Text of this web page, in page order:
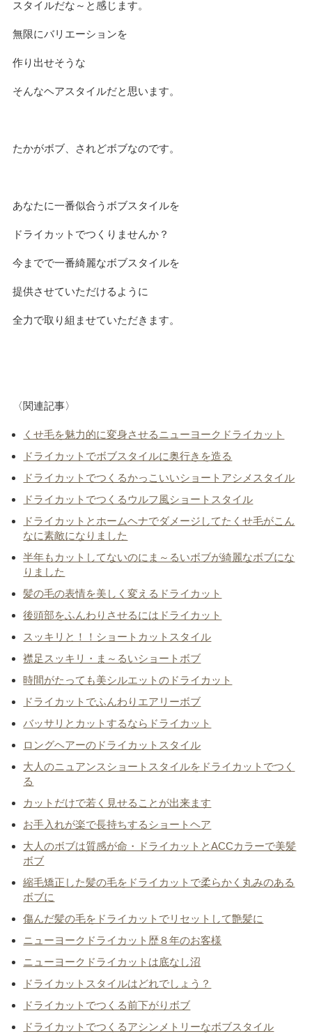
スタイルだな～と感じます。
無限にバリエーションを
作り出せそうな
そんなヘアスタイルだと思います。
たかがボブ、されどボブなのです。
あなたに一番似合うボブスタイルを
ドライカットでつくりませんか？
今までで一番綺麗なボブスタイルを
提供させていただけるように
全力で取り組ませていただきます。
〈関連記事〉
くせ毛を魅力的に変身させるニューヨークドライカット
ドライカットでボブスタイルに奥行きを造る
ドライカットでつくるかっこいいショートアシメスタイル
ドライカットでつくるウルフ風ショートスタイル
ドライカットとホームヘナでダメージしてたくせ毛がこん
なに素敵になりました
半年もカットしてないのにま～るいボブが綺麗なボブにな
りました
髪の毛の表情を美しく変えるドライカット
後頭部をふんわりさせるにはドライカット
スッキリと！！ショートカットスタイル
襟足スッキリ・ま～るいショートボブ
時間がたっても美シルエットのドライカット
ドライカットでふんわりエアリーボブ
バッサリとカットするならドライカット
ロングヘアーのドライカットスタイル
大人のニュアンスショートスタイルをドライカットでつく
る
カットだけで若く見せることが出来ます
お手入れが楽で長持ちするショートヘア
大人のボブは質感が命・ドライカットとACCカラーで美髪
ボブ
縮毛矯正した髪の毛をドライカットで柔らかく丸みのある
ボブに
傷んだ髪の毛をドライカットでリセットして艶髪に
ニューヨークドライカット歴８年のお客様
ニューヨークドライカットは底なし沼
ドライカットスタイルはどれでしょう？
ドライカットでつくる前下がりボブ
ドライカットでつくるアシンメトリーなボブスタイル